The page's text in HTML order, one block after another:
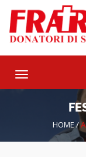
Toggle
HOME/